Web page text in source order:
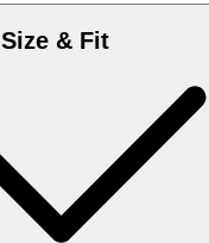
Size & Fit